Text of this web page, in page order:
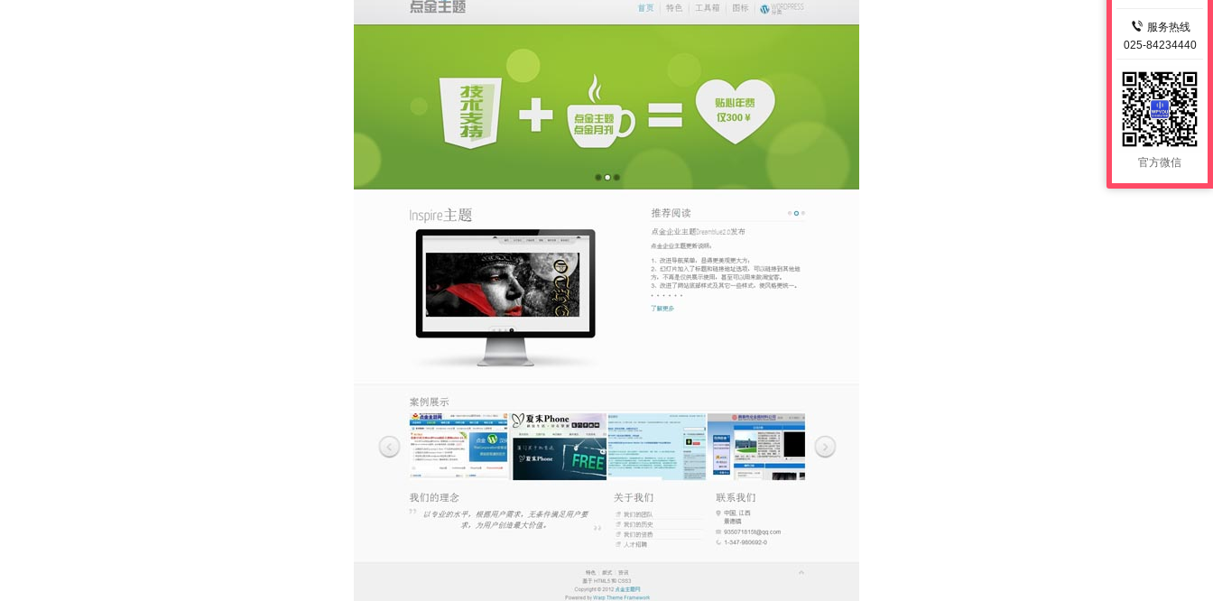
服务热线
025-84234440
官方微信